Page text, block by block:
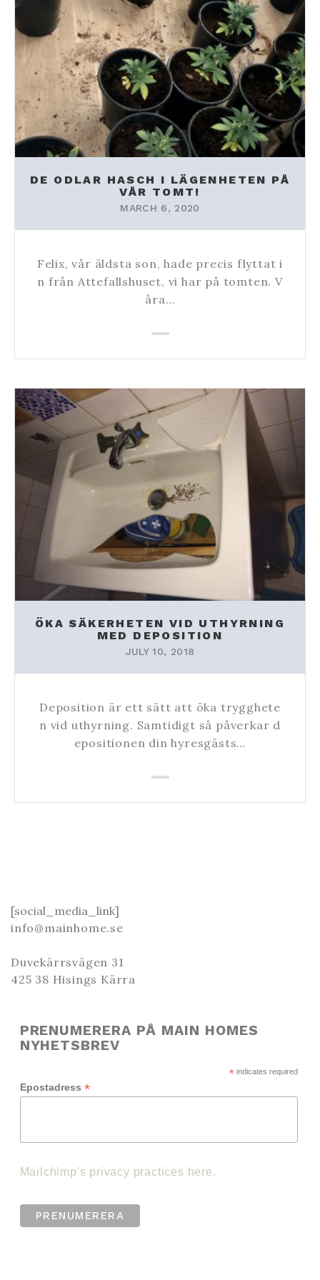
DE ODLAR HASCH I LÄGENHETEN PÅ
VÅR TOMT!
MARCH 6, 2020
Felix, vår äldsta son, hade precis flyttat i
n från Attefallshuset, vi har på tomten. V
åra…
ÖKA SÄKERHETEN VID UTHYRNING
MED DEPOSITION
JULY 10, 2018
Deposition är ett sätt att öka trygghete
n vid uthyrning. Samtidigt så påverkar d
epositionen din hyresgästs…
[social_media_link]
info@mainhome.se
Duvekärrsvägen 31
425 38 Hisings Kärra
PRENUMERERA PÅ MAIN HOMES
NYHETSBREV
*indicates required
Epostadress *
Mailchimp's privacy practices here.